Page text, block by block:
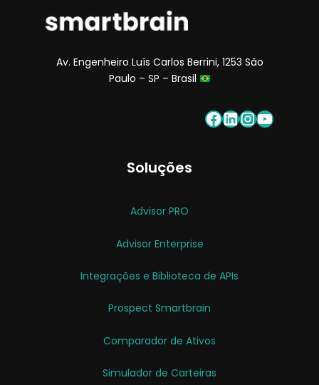
Av. Engenheiro Luís Carlos Berrini, 1253 São
Paulo – SP – Brasil
Soluções
Advisor PRO
Advisor Enterprise
Integrações e Biblioteca de APIs
Prospect Smartbrain
Comparador de Ativos
Simulador de Carteiras